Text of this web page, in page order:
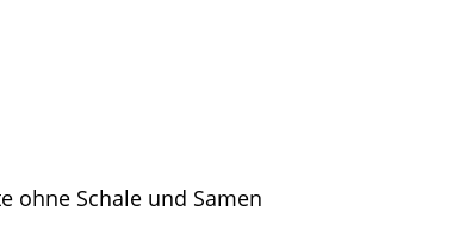
ohne Schale und Samen